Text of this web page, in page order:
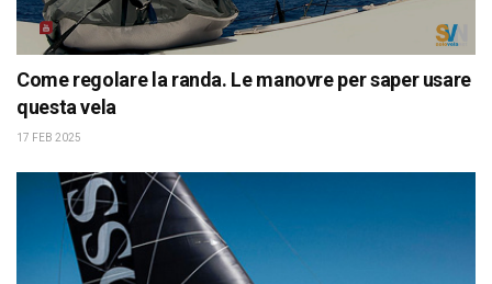
Come regolare la randa. Le manovre per saper usare
questa vela
17 FEB 2025